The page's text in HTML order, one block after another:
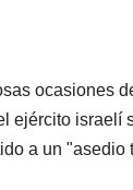
ocasiones
ejército israelí
a un "asedio